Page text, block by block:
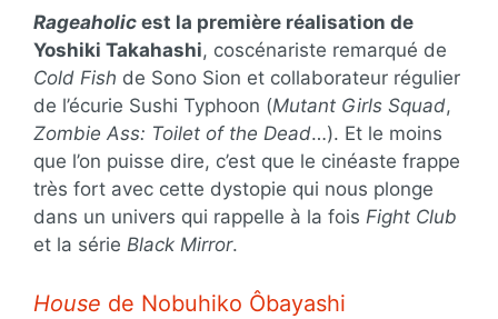
Rageaholic est la première réalisation de
Yoshiki Takahashi, coscénariste remarqué de
Cold Fish de Sono Sion et collaborateur régulier
de l’écurie Sushi Typhoon (Mutant Girls Squad,
Zombie Ass: Toilet of the Dead…). Et le moins
que l’on puisse dire, c’est que le cinéaste frappe
très fort avec cette dystopie qui nous plonge
dans un univers qui rappelle à la fois Fight Club
et la série Black Mirror.
House de Nobuhiko Ôbayashi